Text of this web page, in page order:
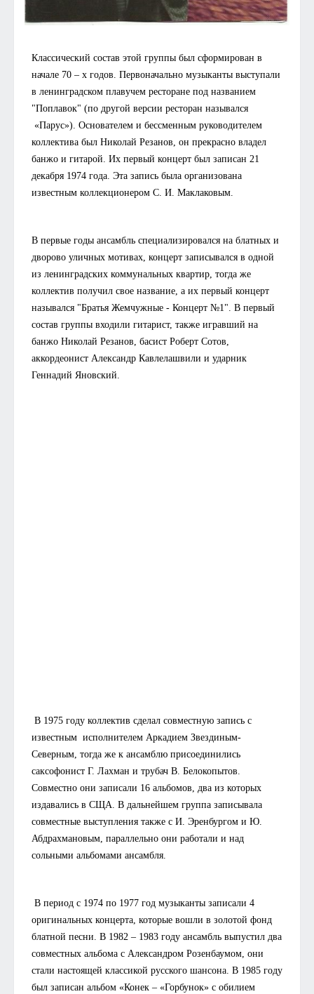
Классический состав этой группы был сформирован в
начале 70 – х годов. Первоначально музыканты выступали
в ленинградском плавучем ресторане под названием
"Поплавок" (по другой версии ресторан назывался
«Парус»). Основателем и бессменным руководителем
коллектива был Николай Резанов, он прекрасно владел
банжо и гитарой. Их первый концерт был записан 21
декабря 1974 года. Эта запись была организована
известным коллекционером С. И. Маклаковым.
В первые годы ансамбль специализировался на блатных и
дворово уличных мотивах, концерт записывался в одной
из ленинградских коммунальных квартир, тогда же
коллектив получил свое название, а их первый концерт
назывался "Братья Жемчужные - Концерт №1". В первый
состав группы входили гитарист, также игравший на
банжо Николай Резанов, басист Роберт Сотов,
аккордеонист Александр Кавлелашвили и ударник
Геннадий Яновский.
В 1975 году коллектив сделал совместную запись с
известным исполнителем Аркадием Звездиным-
Северным, тогда же к ансамблю присоединились
саксофонист Г. Лахман и трубач В. Белокопытов.
Совместно они записали 16 альбомов, два из которых
издавались в СЩА. В дальнейшем группа записывала
совместные выступления также с И. Эренбургом и Ю.
Абдрахмановым, параллельно они работали и над
сольными альбомами ансамбля.
В период с 1974 по 1977 год музыканты записали 4
оригинальных концерта, которые вошли в золотой фонд
блатной песни. В 1982 – 1983 году ансамбль выпустил два
совместных альбома с Александром Розенбаумом, они
стали настоящей классикой русского шансона. В 1985 году
был записан альбом «Конек – «Горбунок» с обилием